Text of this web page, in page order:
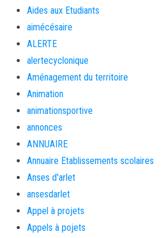
Aides aux Etudiants
aimécésaire
ALERTE
alertecyclonique
Aménagement du territoire
Animation
animationsportive
annonces
ANNUAIRE
Annuaire Etablissements scolaires
Anses d'arlet
ansesdarlet
Appel à projets
Appels à pojets